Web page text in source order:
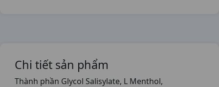
Chi tiết sản phẩm
Thành phần Glycol Salisylate, L Menthol,